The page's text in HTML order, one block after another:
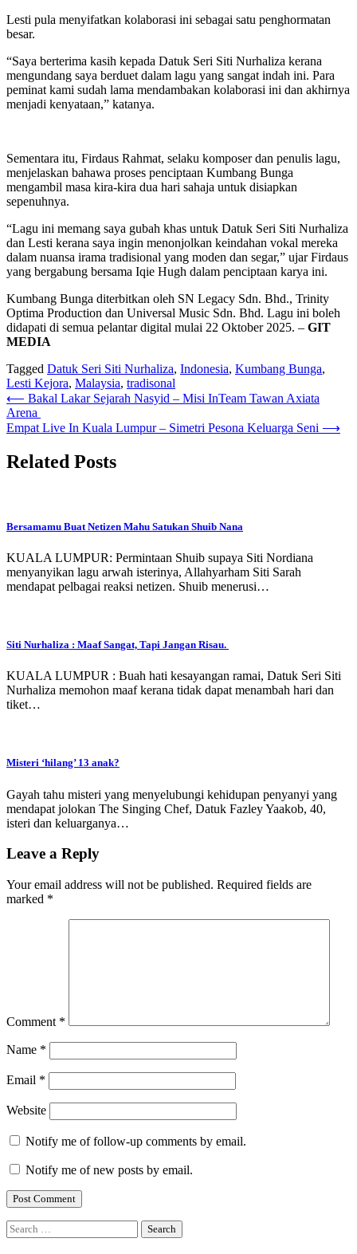
Lesti pula menyifatkan kolaborasi ini sebagai satu penghormatan
besar.
“Saya berterima kasih kepada Datuk Seri Siti Nurhaliza kerana
mengundang saya berduet dalam lagu yang sangat indah ini. Para
peminat kami sudah lama mendambakan kolaborasi ini dan akhirnya
menjadi kenyataan,” katanya.
Sementara itu, Firdaus Rahmat, selaku komposer dan penulis lagu,
menjelaskan bahawa proses penciptaan Kumbang Bunga
mengambil masa kira-kira dua hari sahaja untuk disiapkan
sepenuhnya.
“Lagu ini memang saya gubah khas untuk Datuk Seri Siti Nurhaliza
dan Lesti kerana saya ingin menonjolkan keindahan vokal mereka
dalam nuansa irama tradisional yang moden dan segar,” ujar Firdaus
yang bergabung bersama Iqie Hugh dalam penciptaan karya ini.
Kumbang Bunga diterbitkan oleh SN Legacy Sdn. Bhd., Trinity
Optima Production dan Universal Music Sdn. Bhd. Lagu ini boleh
didapati di semua pelantar digital mulai 22 Oktober 2025. – GIT
MEDIA
Tagged Datuk Seri Siti Nurhaliza, Indonesia, Kumbang Bunga,
Lesti Kejora, Malaysia, tradisonal
Post
navigation
⟵ Bakal Lakar Sejarah Nasyid – Misi InTeam Tawan Axiata
Arena
Empat Live In Kuala Lumpur – Simetri Pesona Keluarga Seni ⟶
Related Posts
Bersamamu Buat Netizen Mahu Satukan Shuib Nana
KUALA LUMPUR: Permintaan Shuib supaya Siti Nordiana
menyanyikan lagu arwah isterinya, Allahyarham Siti Sarah
mendapat pelbagai reaksi netizen. Shuib menerusi…
Siti Nurhaliza : Maaf Sangat, Tapi Jangan Risau.
KUALA LUMPUR : Buah hati kesayangan ramai, Datuk Seri Siti
Nurhaliza memohon maaf kerana tidak dapat menambah hari dan
tiket…
Misteri ‘hilang’ 13 anak?
Gayah tahu misteri yang menyelubungi kehidupan penyanyi yang
mendapat jolokan The Singing Chef, Datuk Fazley Yaakob, 40,
isteri dan keluarganya…
Leave a Reply
Your email address will not be published. Required fields are
marked *
Comment *
Name *
Email *
Website
Notify me of follow-up comments by email.
Notify me of new posts by email.
Search
for: